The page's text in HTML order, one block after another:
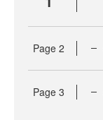
Page 2
Page 3